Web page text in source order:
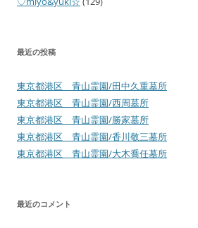
最近の投稿
東京都港区 青山霊園/田中久重墓所
東京都港区 青山霊園/西周墓所
東京都港区 青山霊園/勝家墓所
東京都港区 青山霊園/香川敬三墓所
東京都港区 青山霊園/大木喬任墓所
最近のコメント